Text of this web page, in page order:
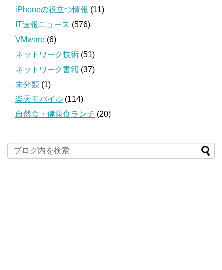
iPhoneの役立つ情報 (11)
IT速報ニュース (576)
VMware (6)
ネットワーク技術 (51)
ネットワーク書籍 (37)
未分類 (1)
楽天モバイル (114)
自然食・健康食ランチ (20)